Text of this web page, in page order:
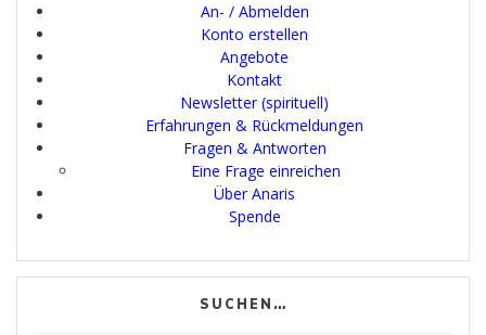
An- / Abmelden
Konto erstellen
Angebote
Kontakt
Newsletter (spirituell)
Erfahrungen & Rückmeldungen
Fragen & Antworten
Eine Frage einreichen
Über Anaris
Spende
SUCHEN…